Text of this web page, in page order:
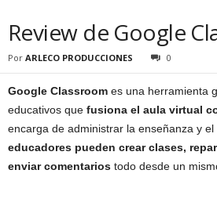
Review de Google
Por ARLECO PRODUCCIONES 0
Google Classroom es una herramienta
educativos que fusiona el aula virtual
encarga de administrar la enseñanza y el
educadores pueden crear clases,
enviar comentarios todo desde un